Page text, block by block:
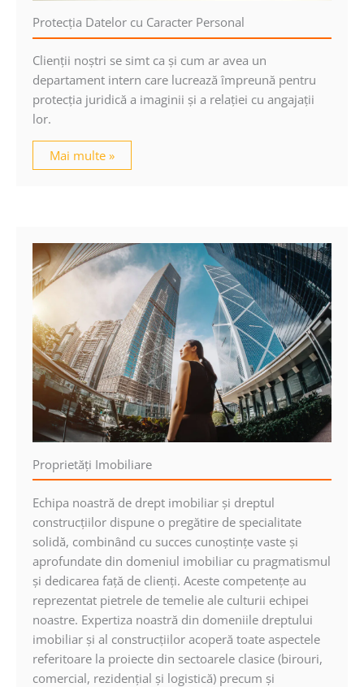
Protecţia Datelor cu Caracter Personal
Clienţii noştri se simt ca şi cum ar avea un
departament intern care lucrează împreună pentru
protecţia juridică a imaginii şi a relaţiei cu angajaţii
lor.
Mai multe »
Proprietăţi Imobiliare
Echipa noastră de drept imobiliar şi dreptul
construcţiilor dispune o pregătire de specialitate
solidă, combinând cu succes cunoştinţe vaste şi
aprofundate din domeniul imobiliar cu pragmatismul
şi dedicarea faţă de clienţi. Aceste competenţe au
reprezentat pietrele de temelie ale culturii echipei
noastre. Expertiza noastră din domeniile dreptului
imobiliar şi al construcţiilor acoperă toate aspectele
referitoare la proiecte din sectoarele clasice (birouri,
comercial, rezidenţial şi logistică) precum şi